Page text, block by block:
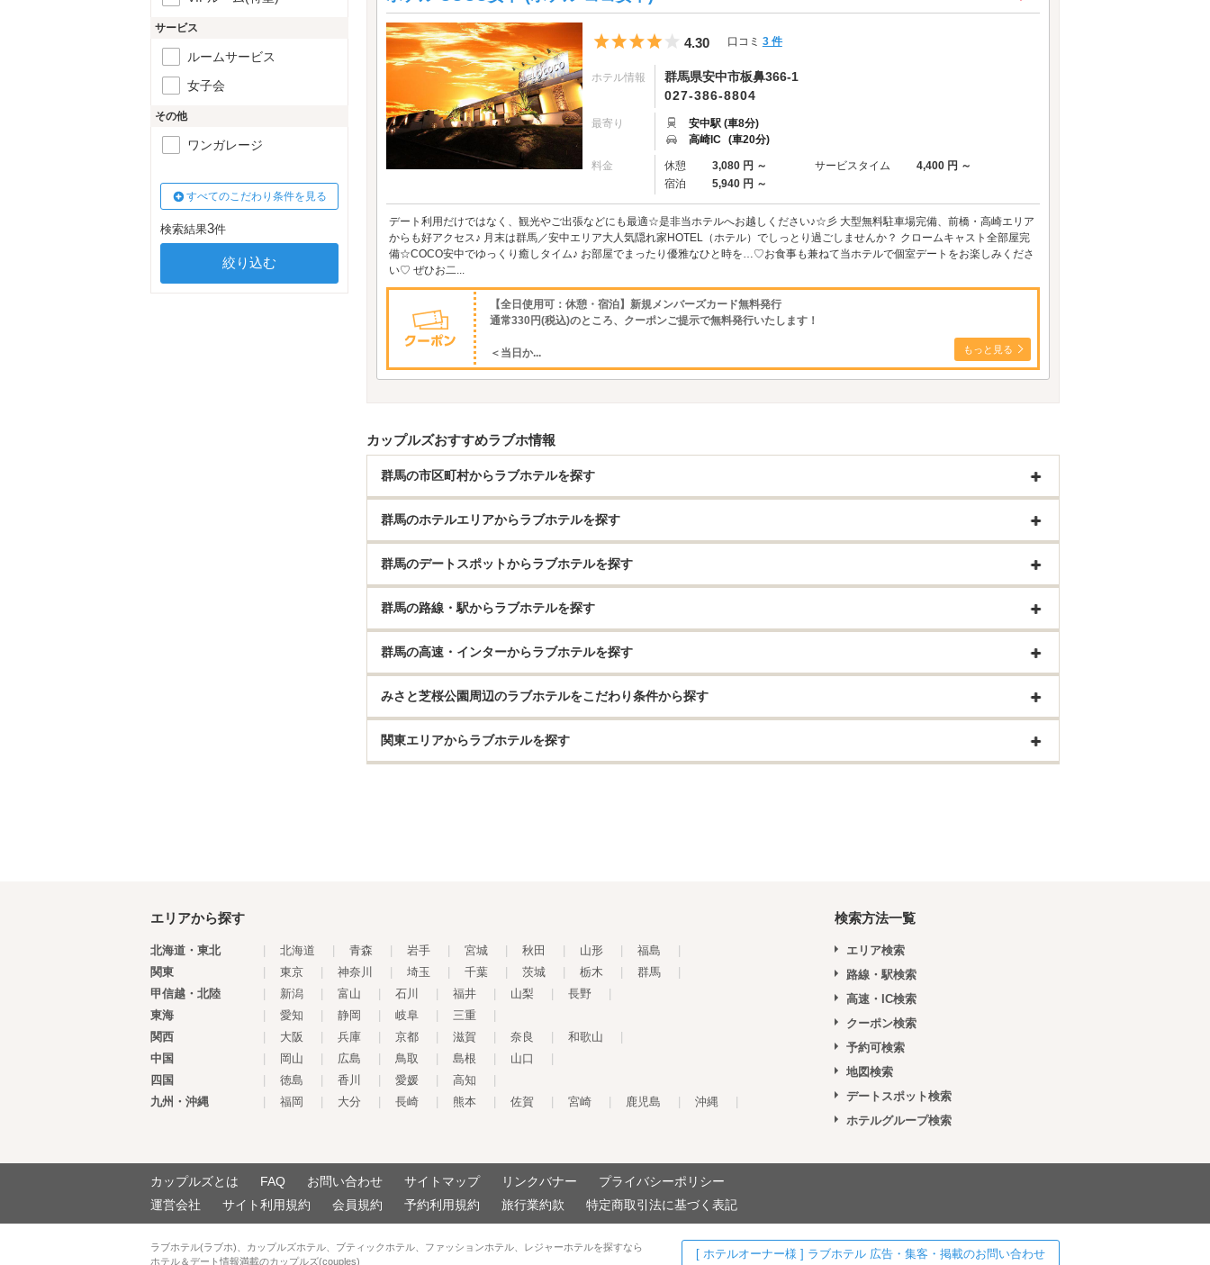
5つ星のうち4
4.30 口コミ 3 件
ホテル情報
群馬県安中市板鼻366-1
027-386-8804
最寄り
安中駅 (車8分)
高崎IC (車20分)
料金 休憩 3,080 円 ～ サービスタイム
4,400 円 ～
宿泊
5,940 円 ～
デート利用だけではなく、観光やご出張などにも最適☆是非当ホテルへお越しください♪☆彡 大型無料駐車場完備、前橋・高崎エリア
からも好アクセス♪ 月末は群馬／安中エリア大人気隠れ家HOTEL（ホテル）でしっとり過ごしませんか？ クロームキャスト全部屋完
備☆COCO安中でゆっくり癒しタイム♪ お部屋でまったり優雅なひと時を…♡お食事も兼ねて当ホテルで個室デートをお楽しみくださ
い♡ ぜひお二...
【全日使用可：休憩・宿泊】新規メンバーズカード無料発行
通常330円(税込)のところ、クーポンご提示で無料発行いたします！
＜当日か... もっと見る
カップルズおすすめラブホ情報
群馬の市区町村からラブホテルを探す
群馬のホテルエリアからラブホテルを探す
群馬のデートスポットからラブホテルを探す
群馬の路線・駅からラブホテルを探す
群馬の高速・インターからラブホテルを探す
みさと芝桜公園周辺のラブホテルをこだわり条件から探す
関東エリアからラブホテルを探す
サービス
ルームサービス
女子会
その他
ワンガレージ
すべてのこだわり条件を見る
検索結果3件
エリアから探す
北海道・東北 北海道 青森 岩手 宮城 秋田 山形 福島
関東
東京 神奈川 埼玉 千葉 茨城 栃木 群馬
甲信越・北陸
新潟 富山 石川 福井 山梨 長野
東海
愛知 静岡 岐阜 三重
関西
大阪 兵庫 京都 滋賀 奈良 和歌山
中国
岡山 広島 鳥取 島根 山口
四国
徳島 香川 愛媛 高知
九州・沖縄
福岡 大分 長崎 熊本 佐賀 宮崎 鹿児島 沖縄
検索方法一覧
エリア検索
路線・駅検索
高速・IC検索
クーポン検索
予約可検索
地図検索
デートスポット検索
ホテルグループ検索
カップルズとは FAQ お問い合わせ サイトマップ リンクバナー
プライバシーポリシー
運営会社
サイト利用規約 会員規約 予約利用規約 旅行業約款 特定商取引法に基づく表記
ラブホテル(ラブホ)、カップルズホテル、ブティックホテル、ファッションホテル、レジャーホテルを探すなら
ホテル＆デート情報満載のカップルズ(couples)
[ ホテルオーナー様 ] ラブホテル 広告・集客・掲載のお問い合わせ